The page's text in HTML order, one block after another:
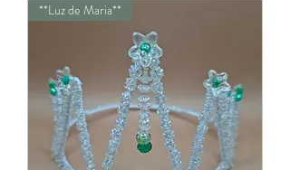
**Luz de Maria**